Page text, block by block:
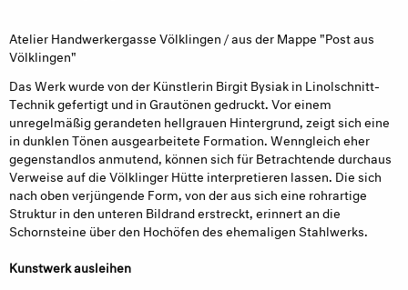
Atelier Handwerkergasse Völklingen / aus der Mappe "Post aus
Völklingen"
Das Werk wurde von der Künstlerin Birgit Bysiakin Linolschnitt-
Technik gefertigt und in Grautönen gedruckt. Vor einem
unregelmäßig gerandeten hellgrauen Hintergrund, zeigt sich eine
in dunklen Tönen ausgearbeitete Formation. Wenngleich eher
gegenstandlos anmutend, können sich für Betrachtende durchaus
Verweise auf die Völklinger Hütte interpretieren lassen. Die sich
nach oben verjüngende Form, von der aus sich eine rohrartige
Struktur in den unteren Bildrand erstreckt, erinnert an die
Schornsteine über den Hochöfen des ehemaligen Stahlwerks.
Kunstwerk ausleihen